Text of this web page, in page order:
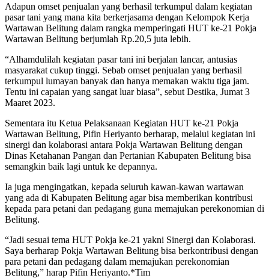
Adapun omset penjualan yang berhasil terkumpul dalam kegiatan
pasar tani yang mana kita berkerjasama dengan Kelompok Kerja
Wartawan Belitung dalam rangka memperingati HUT ke-21 Pokja
Wartawan Belitung berjumlah Rp.20,5 juta lebih.
“Alhamdulilah kegiatan pasar tani ini berjalan lancar, antusias
masyarakat cukup tinggi. Sebab omset penjualan yang berhasil
terkumpul lumayan banyak dan hanya memakan waktu tiga jam.
Tentu ini capaian yang sangat luar biasa”, sebut Destika, Jumat 3
Maaret 2023.
Sementara itu Ketua Pelaksanaan Kegiatan HUT ke-21 Pokja
Wartawan Belitung, Pifin Heriyanto berharap, melalui kegiatan ini
sinergi dan kolaborasi antara Pokja Wartawan Belitung dengan
Dinas Ketahanan Pangan dan Pertanian Kabupaten Belitung bisa
semangkin baik lagi untuk ke depannya.
Ia juga mengingatkan, kepada seluruh kawan-kawan wartawan
yang ada di Kabupaten Belitung agar bisa memberikan kontribusi
kepada para petani dan pedagang guna memajukan perekonomian di
Belitung.
“Jadi sesuai tema HUT Pokja ke-21 yakni Sinergi dan Kolaborasi.
Saya berharap Pokja Wartawan Belitung bisa berkontribusi dengan
para petani dan pedagang dalam memajukan perekonomian
Belitung,” harap Pifin Heriyanto.*Tim